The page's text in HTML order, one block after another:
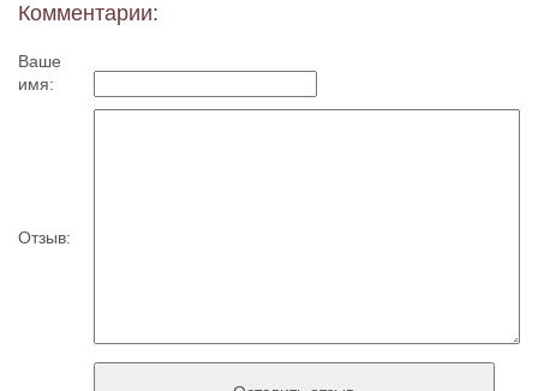
Комментарии:
Ваше
имя:
Отзыв: